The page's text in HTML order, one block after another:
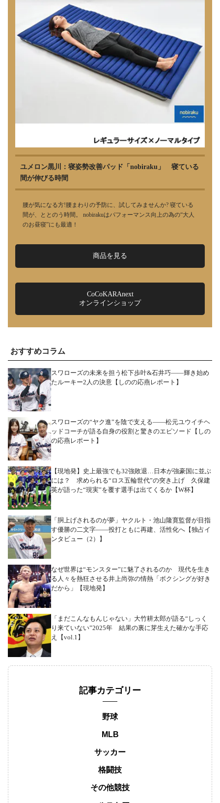
ユメロン黒川：寝姿勢改善パッド「nobiraku」 寝ている
間が伸びる時間
腰が気になる方!腰まわりの予防に、試してみませんか? 寝ている
間が、ととのう時間。 nobirakuはパフォーマンス向上の為の“大人
のお昼寝”にも最適！
商品を見る
CoCoKARAnext
オンラインショップ
おすすめコラム
スワローズの未来を担う松下歩叶&石井巧――輝き始め
たルーキー2人の決意【しのの応燕レポート】
スワローズの“ヤク進”を陰で支える――松元ユウイチヘ
ッドコーチが語る自身の役割と驚きのエピソード【しの
の応燕レポート】
【現地発】史上最強でも32強敗退…日本が強豪国に並ぶ
には？ 求められる“ロス五輪世代”の突き上げ 久保建
英が語った“現実”を覆す選手は出てくるか【W杯】
「胴上げされるのが夢」ヤクルト・池山隆寛監督が目指
す優勝の二文字――投打ともに再建、活性化へ【独占イ
ンタビュー（2）】
なぜ世界は“モンスター”に魅了されるのか 現代を生き
る人々を熱狂させる井上尚弥の情熱「ボクシングが好き
だから」【現地発】
「まだこんなもんじゃない」大竹耕太郎が語る“しっく
り来ていない”2025年 結果の裏に芽生えた確かな手応
え【vol.1】
記事カテゴリー
野球
MLB
サッカー
格闘技
その他競技